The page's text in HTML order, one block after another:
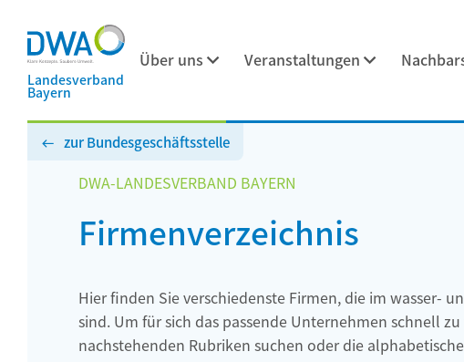
Landesverband
Bayern
Über uns Veranstaltungen
zur Bundesgeschäftsstelle
DWA-LANDESVERBAND BAYERN
Firmenverzeichnis
Hier finden Sie verschiedenste Firmen, die im wasser-
sind. Um für sich das passende Unternehmen schnell
nachstehenden Rubriken suchen oder die